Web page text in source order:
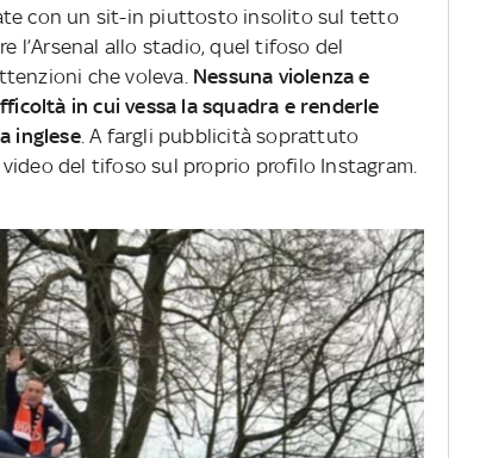
con un sit-in piuttosto insolito sul tetto
l’Arsenal allo stadio, quel tifoso del
che voleva. Nessuna violenza e
in cui vessa la squadra e renderle
inglese. A fargli pubblicità soprattuto
del tifoso sul proprio profilo Instagram.